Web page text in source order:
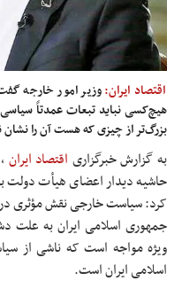
اقتصاد ایران:وزیر امور خارجه
هیچ‌کسی نباید تبعات عمدتاً
بزرگ‌تر از چیزی که هست آن را نشان
به گزارش خبرگزاری اقتصاد ایران ،
حاشیه دیدار اعضای هیأت دولت
کرد: سیاست خارجی نقش مؤثری
جمهوری اسلامی ایران به علت
ویژه مواجه است که ناشی از
اسلامی ایران است.